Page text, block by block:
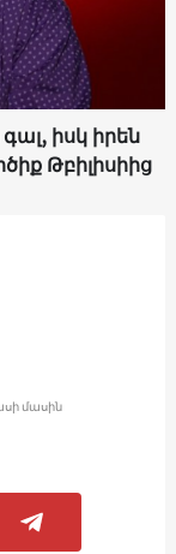
իսկ իրեն
Թբիլիսիից
մասին